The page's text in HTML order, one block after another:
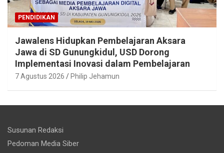
PENDIDIKAN
Jawalens Hidupkan Pembelajaran Aksara
Jawa di SD Gunungkidul, USD Dorong
Implementasi Inovasi dalam Pembelajaran
7 Agustus 2026 Philip Jehamun
Susunan Redaksi
Pedoman Media Siber